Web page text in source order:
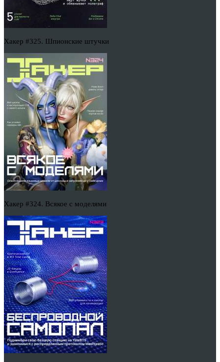
Хакер #325. Шпионские штучки
Хакер #324. Всякое с моделями